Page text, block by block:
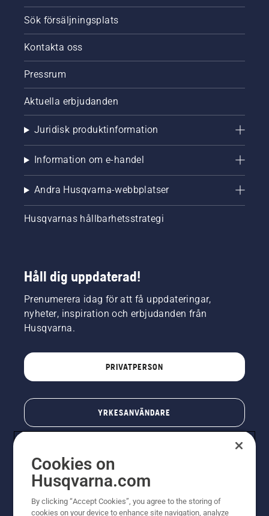
Sök försäljningsplats
Kontakta oss
Pressrum
Aktuella erbjudanden
Juridisk produktinformation
Information om e-handel
Andra Husqvarna-webbplatser
Husqvarnas hållbarhetsstrategi
Håll dig uppdaterad!
Prenumerera idag för att få uppdateringar,
nyheter, inspiration och erbjudanden från
Husqvarna.
PRIVATPERSON
YRKESANVÄNDARE
Cookies on
Husqvarna.com
By clicking “Accept Cookies”, you agree to the storing of
cookies on your device to enhance site navigation, analyze